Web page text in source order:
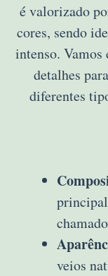
é valorizado
cores, sendo
intenso. Vamos
detalhes
diferentes
veios